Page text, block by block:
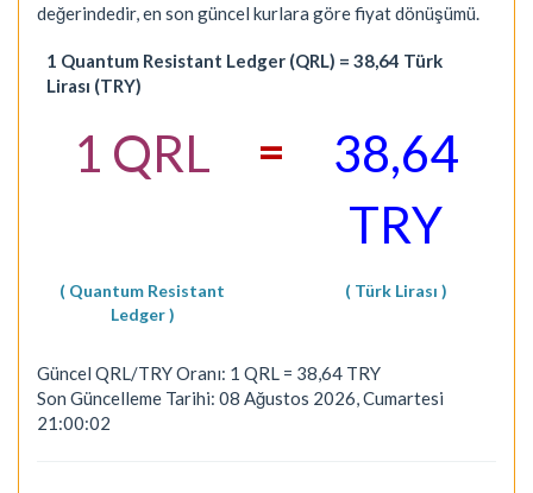
değerindedir, en son güncel kurlara göre fiyat dönüşümü.
1 Quantum Resistant Ledger (QRL) = 38,64 Türk
Lirası (TRY)
1 QRL =
38,64
TRY
( Quantum Resistant
Ledger )
( Türk Lirası )
Güncel QRL/TRY Oranı: 1 QRL = 38,64 TRY
Son Güncelleme Tarihi: 08 Ağustos 2026, Cumartesi
21:00:02